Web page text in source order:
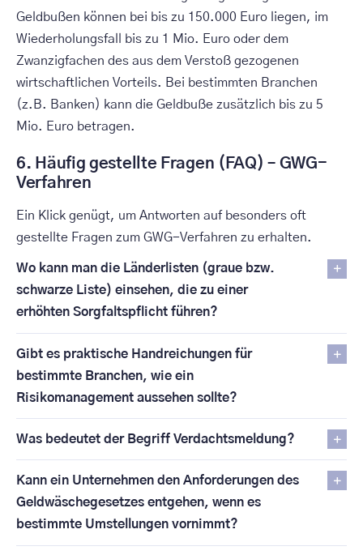
Geldbußen können bei bis zu 150.000 Euro liegen, im
Wiederholungsfall bis zu 1 Mio. Euro oder dem
Zwanzigfachen des aus dem Verstoß gezogenen
wirtschaftlichen Vorteils. Bei bestimmten Branchen
(z.B. Banken) kann die Geldbuße zusätzlich bis zu 5
Mio. Euro betragen.
6. Häufig gestellte Fragen (FAQ) – GWG-
Verfahren
Ein Klick genügt, um Antworten auf besonders oft
gestellte Fragen zum GWG-Verfahren zu erhalten.
Wo kann man die Länderlisten (graue bzw.
schwarze Liste) einsehen, die zu einer
erhöhten Sorgfaltspflicht führen?
Gibt es praktische Handreichungen für
bestimmte Branchen, wie ein
Risikomanagement aussehen sollte?
Was bedeutet der Begriff Verdachtsmeldung?
Kann ein Unternehmen den Anforderungen des
Geldwäschegesetzes entgehen, wenn es
bestimmte Umstellungen vornimmt?